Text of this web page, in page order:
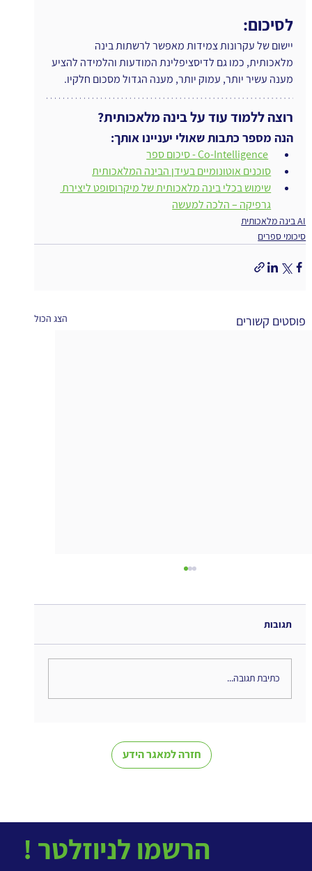
חזרה למאגר הידע
לסיכום:
יישום של עקרונות צמידות מאפשר לרשתות בינה
מלאכותית, כמו גם לדיסציפלינת המודעות והלמידה להציע
מענה עשיר יותר, עמוק יותר, מענה הגדול מסכום חלקיו.
רוצה ללמוד עוד על בינה מלאכותית?
הנה מספר כתבות שאולי יעניינו אותך:
Co-Intelligence - סיכום ספר
סוכנים אוטונומיים בעידן הבינה המלאכותית
שימוש בכלי בינה מלאכותית של מיקרוסופט ליצירת
גרפיקה – הלכה למעשה
AI בינה מלאכותית
סיכומי ספרים
פוסטים קשורים הצג הכול
תגובות
כתיבת תגובה...
! הרשמו לניוזלטר